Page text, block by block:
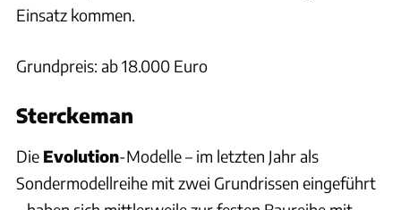
Einsatz kommen.
Grundpreis: ab 18.000 Euro
Sterckeman
Die Evolution-Modelle – im letzten Jahr als
Sondermodellreihe mit zwei Grundrissen eingeführt